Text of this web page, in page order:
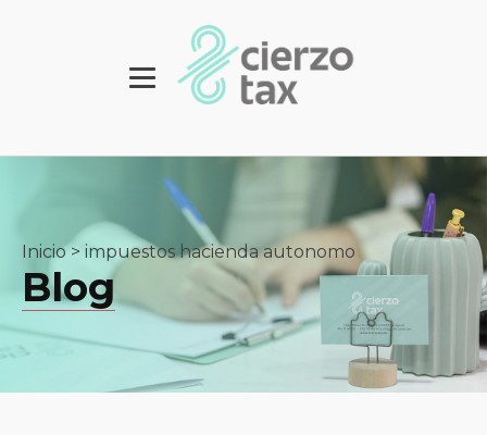
Inicio> impuestos hacienda autonomo
Blog